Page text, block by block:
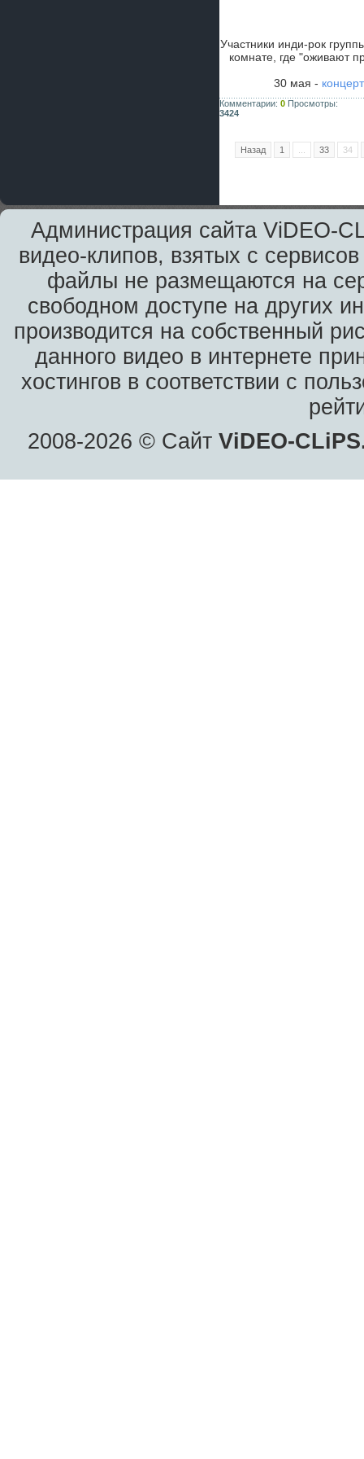
Участники инди-рок
комнате, где "оживают
30 мая -
Комментарии: 0 Просмотры:
3424
Назад 1 33 34
Администрация сайта ViDEO-
видео-клипов, взятых с
файлы не размещаются на
свободном доступе на других
производится на собственный
данного видео в интернете
хостингов в соответствии с
2008-2026 © Сайт ViDEO-